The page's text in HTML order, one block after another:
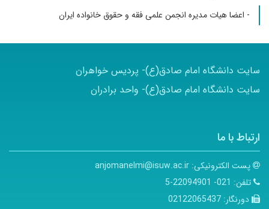
- اعضا هیات مدیره انجمن علمی فقه و حقوق خانواده ایران
سایت دانشگاه امام صادق(ع)- پردیس خواهران
سایت دانشگاه امام صادق(ع)- واحد برادران
ارتباط با ما
پست الکترونیکی: anjomanelmi@isuw.ac.ir
تلفن: 021- 22094901-5
دورنگار: 02122065437